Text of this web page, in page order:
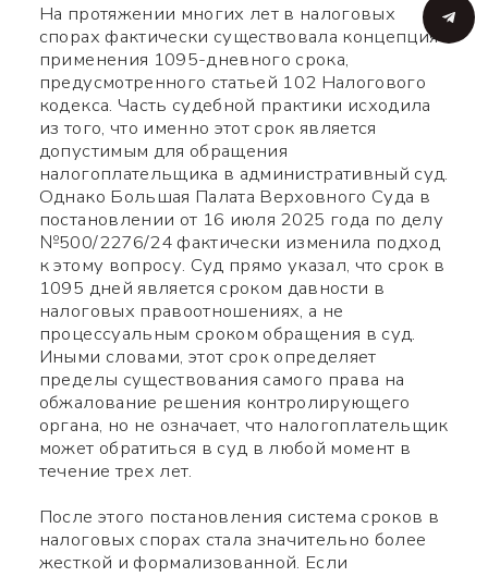
На протяжении многих лет в налоговых
спорах фактически существовала концепция
применения 1095-дневного срока,
предусмотренного статьей 102 Налогового
кодекса. Часть судебной практики исходила
из того, что именно этот срок является
допустимым для обращения
налогоплательщика в административный суд.
Однако Большая Палата Верховного Суда в
постановлении от 16 июля 2025 года по делу
№500/2276/24 фактически изменила подход
к этому вопросу. Суд прямо указал, что срок в
1095 дней является сроком давности в
налоговых правоотношениях, а не
процессуальным сроком обращения в суд.
Иными словами, этот срок определяет
пределы существования самого права на
обжалование решения контролирующего
органа, но не означает, что налогоплательщик
может обратиться в суд в любой момент в
течение трех лет.
После этого постановления система сроков в
налоговых спорах стала значительно более
жесткой и формализованной. Если